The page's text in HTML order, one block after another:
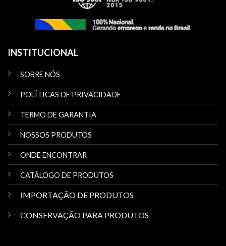
INSTITUCIONAL
SOBRE NÓS
POLÍTICAS DE PRIVACIDADE
TERMO DE GARANTIA
NOSSOS PRODUTOS
ONDE ENCONTRAR
CATÁLOGO DE PRODUTOS
IMPORTAÇÃO DE PRODUTOS
CONSERVAÇÃO PARA PRODUTOS